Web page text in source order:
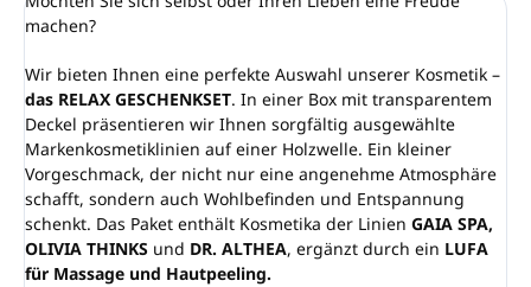
machen?
Wir bieten Ihnen eine perfekte Auswahl unserer Kosmetik –
das RELAX GESCHENKSET. In einer Box mit transparentem
Deckel präsentieren wir Ihnen sorgfältig ausgewählte
Markenkosmetiklinien auf einer Holzwelle. Ein kleiner
Vorgeschmack, der nicht nur eine angenehme Atmosphäre
schafft, sondern auch Wohlbefinden und Entspannung
schenkt. Das Paket enthält Kosmetika der Linien GAIA SPA,
OLIVIA THINKS und DR. ALTHEA, ergänzt durch ein LUFA
für Massage und Hautpeeling.